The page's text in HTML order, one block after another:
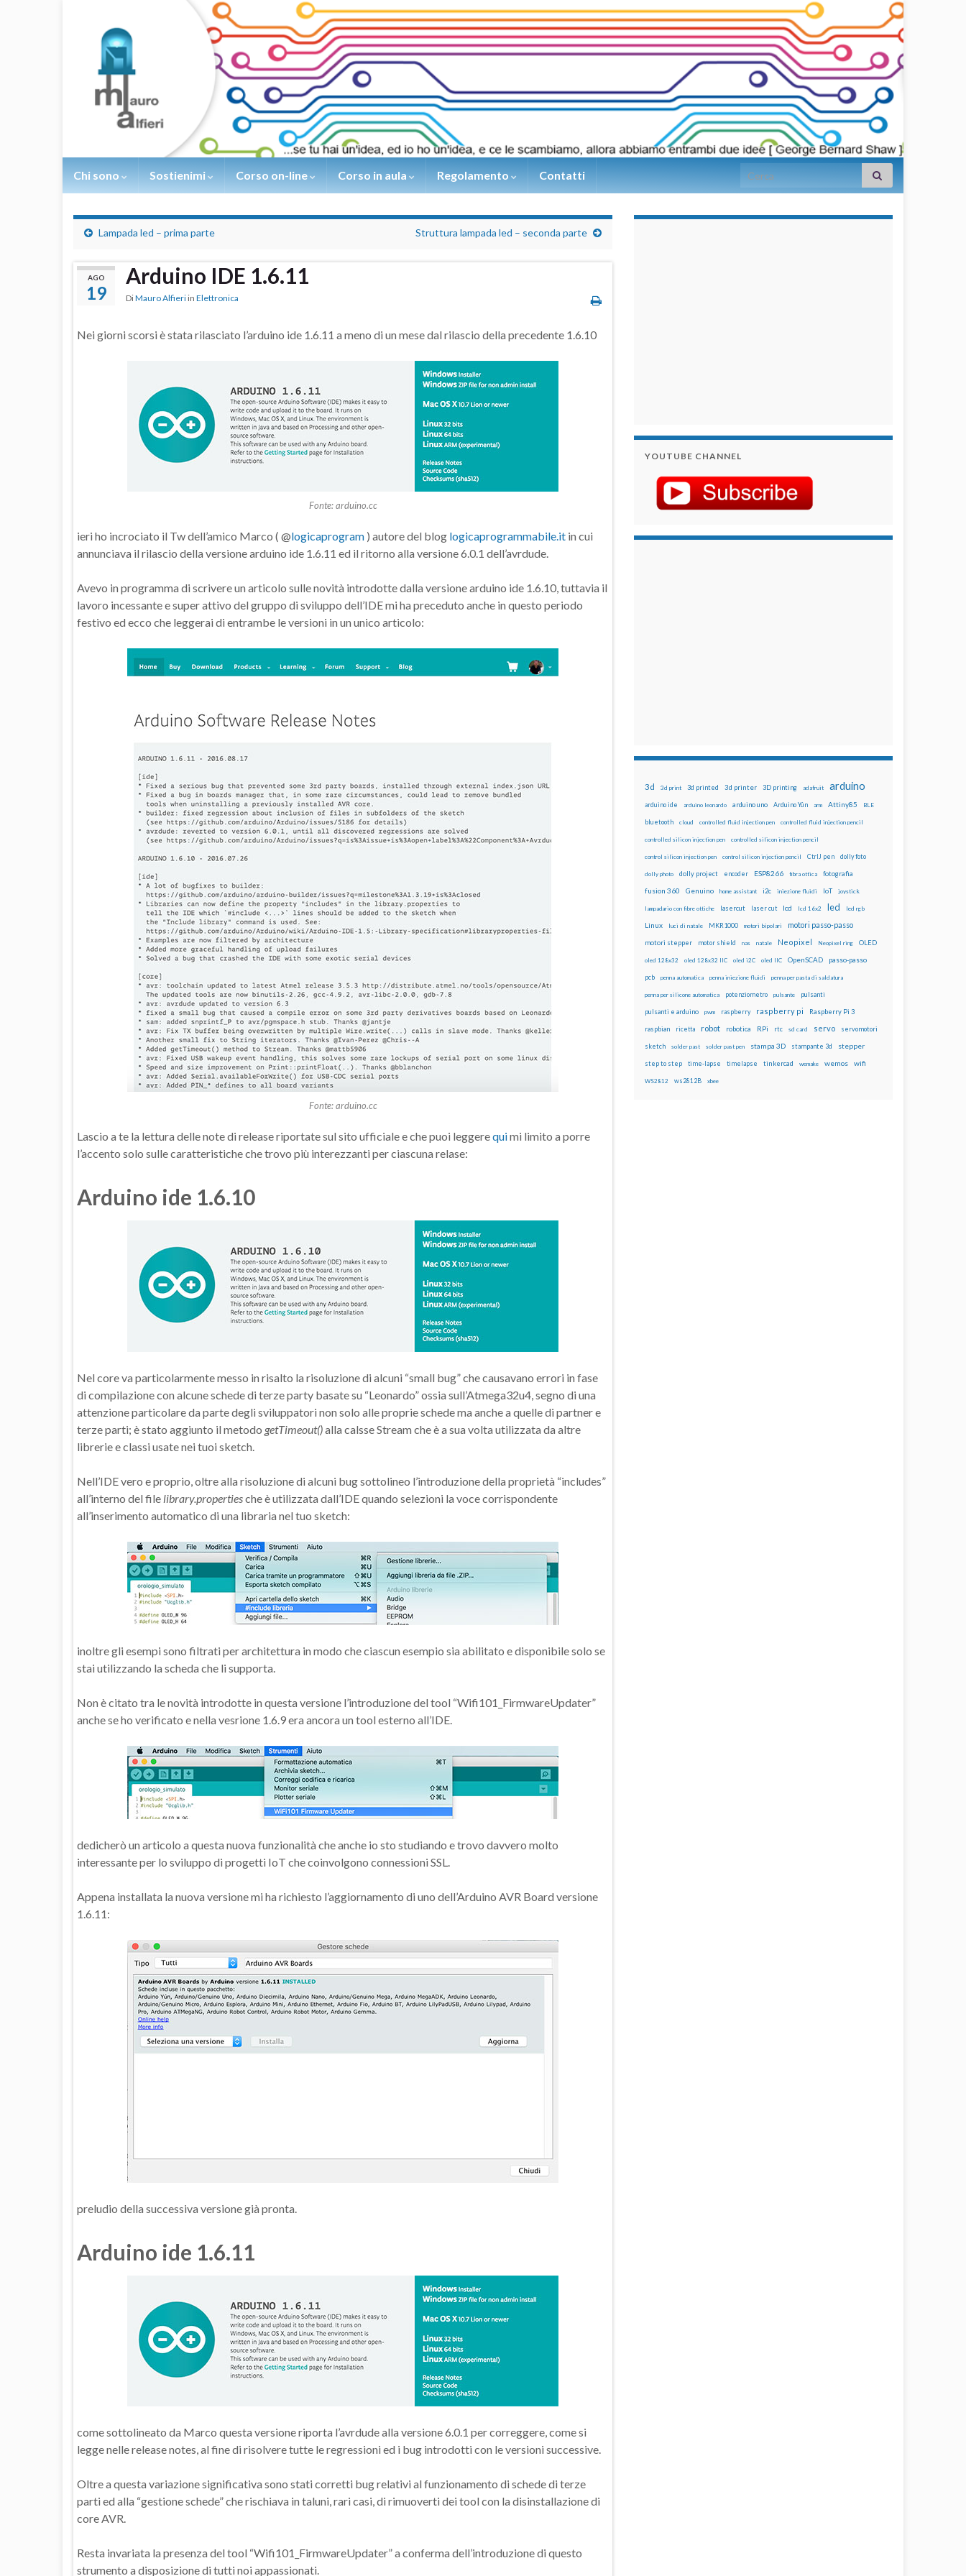
Chi sono Sostienimi Corso on-line Corso in aula Regolamento Contatti Search for:
Lampada led – prima parte Struttura lampada led – seconda parte
AGO
19
Arduino IDE 1.6.11
DiMauro Alfieri in Elettronica
Nei giorni scorsi è stata rilasciato l’arduino ide 1.6.11 a meno di un mese dal rilascio della precedente 1.6.10
Fonte: arduino.cc
ieri ho incrociato il Tw dell’amico Marco ( @logicaprogram ) autore del blog logicaprogrammabile.it in cui
annunciava il rilascio della versione arduino ide 1.6.11 ed il ritorno alla versione 6.0.1 dell’avrdude.
Avevo in programma di scrivere un articolo sulle novità introdotte dalla versione arduino ide 1.6.10, tuttavia il
lavoro incessante e super attivo del gruppo di sviluppo dell’IDE mi ha preceduto anche in questo periodo
festivo ed ecco che leggerai di entrambe le versioni in un unico articolo:
Fonte: arduino.cc
Lascio a te la lettura delle note di release riportate sul sito ufficiale e che puoi leggerequimi limito a porre
l’accento solo sulle caratteristiche che trovo più interezzanti per ciascuna relase:
Arduino ide 1.6.10
Nel core va particolarmente messo in risalto la risoluzione di alcuni “small bug” che causavano errori in fase
di compilazione con alcune schede di terze party basate su “Leonardo” ossia sull’Atmega32u4, segno di una
attenzione particolare da parte degli sviluppatori non solo alle proprie schede ma anche a quelle di partner e
terze parti; è stato aggiunto il metodo getTimeout()alla calsse Stream che è a sua volta utilizzata da altre
librerie e classi usate nei tuoi sketch.
Nell’IDE vero e proprio, oltre alla risoluzione di alcuni bug sottolineo l’introduzione della proprietà “includes”
all’interno del file library.propertiesche è utilizzata dall’IDE quando selezioni la voce corrispondente
all’inserimento automatico di una libraria nel tuo sketch:
inoltre gli esempi sono filtrati per architettura in modo che ciascun esempio sia abilitato e disponibile solo se
stai utilizzando la scheda che li supporta.
Non è citato tra le novità introdotte in questa versione l’introduzione del tool “Wifi101_FirmwareUpdater”
anche se ho verificato e nella vesrione 1.6.9 era ancora un tool esterno all’IDE.
dedicherò un articolo a questa nuova funzionalità che anche io sto studiando e trovo davvero molto
interessante per lo sviluppo di progetti IoT che coinvolgono connessioni SSL.
Appena installata la nuova versione mi ha richiesto l’aggiornamento di uno dell’Arduino AVR Board versione
1.6.11:
preludio della successiva versione già pronta.
Arduino ide 1.6.11
come sottolineato da Marco questa versione riporta l’avrdude alla versione 6.0.1 per correggere, come si
legge nelle release notes, al fine di risolvere tutte le regressioni ed i bug introdotti con le versioni successive.
Oltre a questa variazione significativa sono stati corretti bug relativi al funzionamento di schede di terze
parti ed alla “gestione schede” che rischiava in taluni, rari casi, di rimuoverti dei tool con la disinstallazione di
core AVR.
Resta invariata la presenza del tool “Wifi101_FirmwareUpdater” a conferma dell’introduzione di questo
strumento a disposizione di tutti noi appassionati.
YOUTUBE CHANNEL
3d 3d print 3d printed 3d printer 3D printing adafruit arduino
arduino ide arduino leonardo arduino uno Arduino Yún arm Attiny85 BLE
bluetooth cloud controlled fluid injection pen controlled fluid injection pencil
controlled silicon injection pen controlled silicon injection pencil
control silicon injection pen control silicon injection pencil CtrlJ pen dolly foto
dolly photo dolly project encoder ESP8266 fibra ottica fotografia
fusion 360 Genuino home assistant i2c iniezione fluidi IoT joystick
lampadario con fibre ottiche lasercut laser cut lcd lcd 16x2 led led rgb
Linux luci di natale MKR1000 motori bipolari motori passo-passo
motori stepper motor shield nas natale Neopixel Neopixel ring OLED
oled 128x32 oled 128x32 IIC oled i2C oled IIC OpenSCAD passo-passo
pcb penna automatica penna iniezione fluidi penna per pasta di saldatura
penna per silicone automatica potenziometro pulsante pulsanti
pulsanti e arduino pwm raspberry raspberry pi Raspberry Pi 3
raspbian ricetta robot robotica RPi rtc sd card servo servomotori
sketch solder past solder past pen stampa 3D stampante 3d stepper
step to step time-lapse timelapse tinkercad wemake wemos wifi
WS2812 ws2812B xbee